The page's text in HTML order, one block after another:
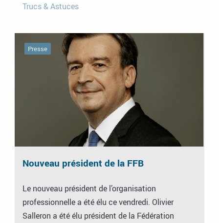
Trucs & Astuces
Presse
Nouveau président de la FFB
Le nouveau président de l’organisation
professionnelle a été élu ce vendredi. Olivier
Salleron a été élu président de la Fédération